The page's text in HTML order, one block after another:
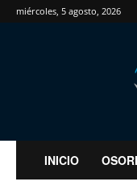
miércoles, 5 agosto, 2026
INICIO